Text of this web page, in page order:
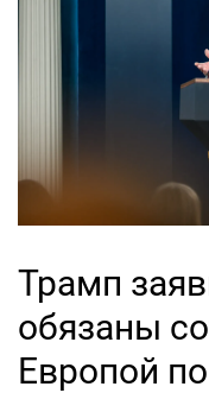
Трамп
обязаны
Европой